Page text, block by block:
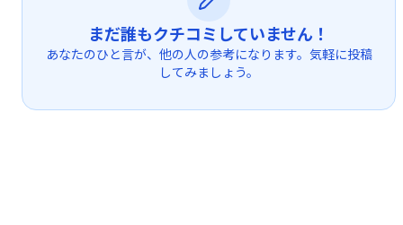
まだ誰もクチコミしていません！
あなたのひと言が、他の人の参考になります。気軽に投稿
してみましょう。